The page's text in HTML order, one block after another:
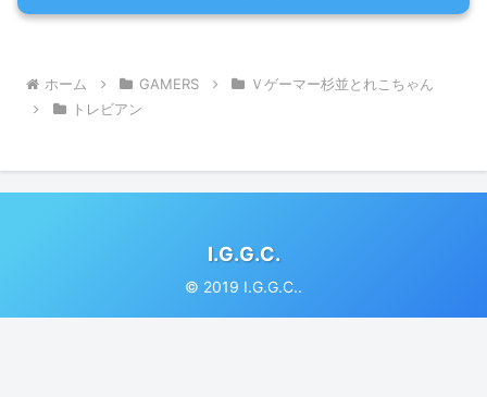
ホーム GAMERS
Ｖゲーマー杉並とれこちゃん
トレビアン
I.G.G.C.
© 2019 I.G.G.C..